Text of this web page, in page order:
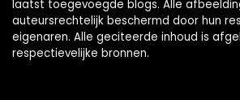
laatst toegevoegde blogs. Alle
auteursrechtelijk beschermd door hun
eigenaren. Alle geciteerde inhoud is
respectievelijke bronnen.